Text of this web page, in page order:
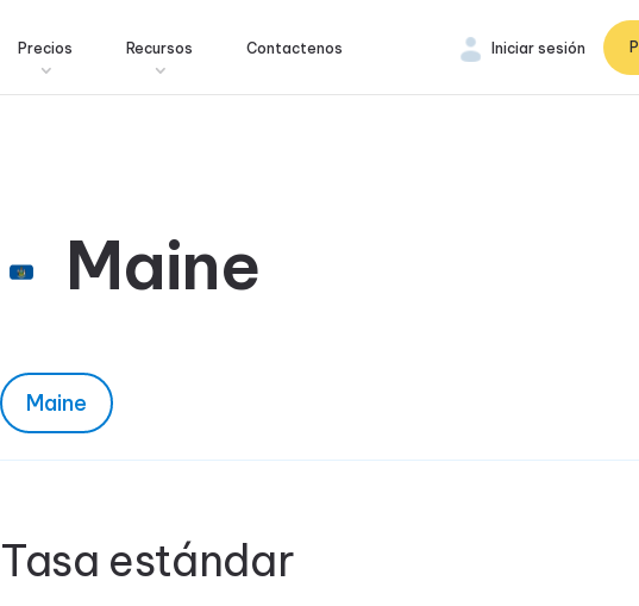
Precios Recursos Contactenos Iniciar sesión
Maine
Maine
Tasa estándar